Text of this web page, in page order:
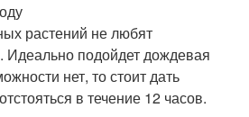
растений не любят
Идеально подойдет дождевая
нет, то стоит дать
в течение 12 часов.